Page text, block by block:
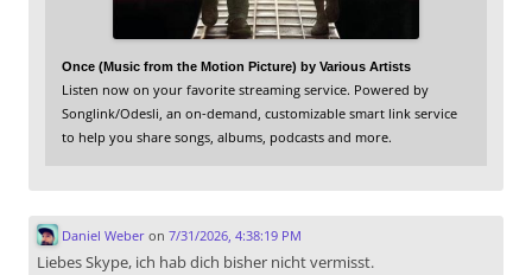
Once (Music from the Motion Picture) by Various Artists
Listen now on your favorite streaming service. Powered by
Songlink/Odesli, an on-demand, customizable smart link service
to help you share songs, albums, podcasts and more.
Daniel Weberon 7/31/2026, 4:38:19 PM
Liebes Skype, ich hab dich bisher nicht vermisst.